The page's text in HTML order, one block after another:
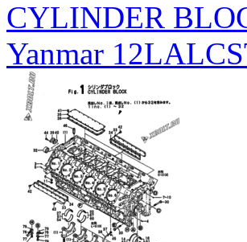
CYLINDER
Yanmar